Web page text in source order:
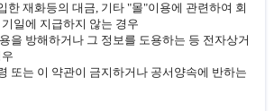
한 재화등의 대금, 기타 "몰"이용에 관련하여 회
일에 지급하지 않는 경우
을 방해하거나 그 정보를 도용하는 등 전자상거
또는 이 약관이 금지하거나 공서양속에 반하는